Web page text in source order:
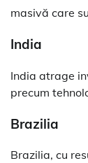
masivă care
India
India atrage
precum
Brazilia
Brazilia, cu